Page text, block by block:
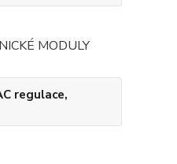
MODULY
regulace,